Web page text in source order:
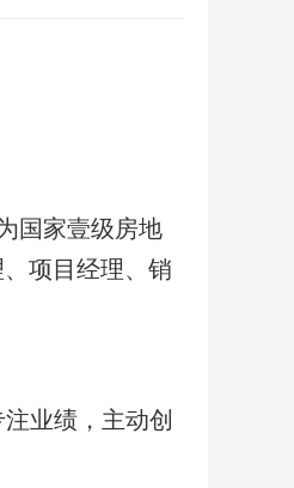
国家壹级房地
项目经理、销
业绩，主动创